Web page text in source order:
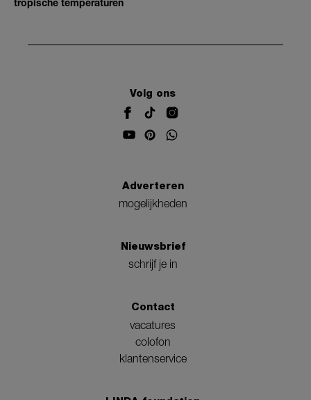
tropische temperaturen
Volg ons
Adverteren
mogelijkheden
Nieuwsbrief
schrijf je in
Contact
vacatures
colofon
klantenservice